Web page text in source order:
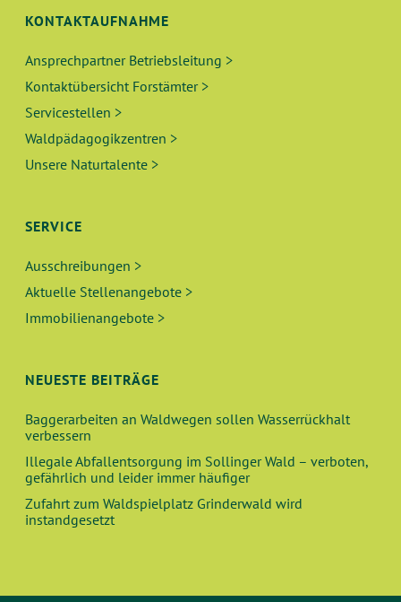
KONTAKTAUFNAHME
Ansprechpartner Betriebsleitung >
Kontaktübersicht Forstämter >
Servicestellen >
Waldpädagogikzentren >
Unsere Naturtalente >
SERVICE
Ausschreibungen >
Aktuelle Stellenangebote >
Immobilienangebote >
NEUESTE BEITRÄGE
Baggerarbeiten an Waldwegen sollen Wasserrückhalt
verbessern
Illegale Abfallentsorgung im Sollinger Wald – verboten,
gefährlich und leider immer häufiger
Zufahrt zum Waldspielplatz Grinderwald wird
instandgesetzt